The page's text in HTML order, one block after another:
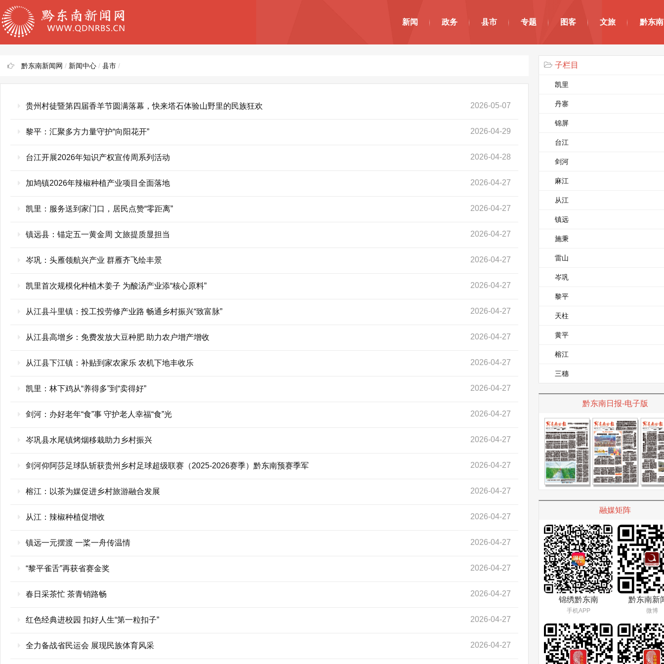
新闻 政务 县市 专题 图客 文旅 黔东
黔东南新闻网 / 新闻中心 / 县市 /
贵州村徒暨第四届香羊节圆满落幕，快来塔石体验山野里的民族狂欢 2026-05-07
黎平：汇聚多方力量守护“向阳花开” 2026-04-29
台江开展2026年知识产权宣传周系列活动 2026-04-28
加鸠镇2026年辣椒种植产业项目全面落地 2026-04-27
凯里：服务送到家门口，居民点赞“零距离” 2026-04-27
镇远县：锚定五一黄金周 文旅提质显担当 2026-04-27
岑巩：头雁领航兴产业 群雁齐飞绘丰景 2026-04-27
凯里首次规模化种植木姜子 为酸汤产业添“核心原料” 2026-04-27
从江县斗里镇：投工投劳修产业路 畅通乡村振兴“致富脉” 2026-04-27
从江县高增乡：免费发放大豆种肥 助力农户增产增收 2026-04-27
从江县下江镇：补贴到家农家乐 农机下地丰收乐 2026-04-27
凯里：林下鸡从“养得多”到“卖得好” 2026-04-27
剑河：办好老年“食”事 守护老人幸福“食”光 2026-04-27
岑巩县水尾镇烤烟移栽助力乡村振兴 2026-04-27
剑河仰阿莎足球队斩获贵州乡村足球超级联赛（2025-2026赛季）黔东南预赛季军 2026-04-27
榕江：以茶为媒促进乡村旅游融合发展 2026-04-27
从江：辣椒种植促增收 2026-04-27
镇远一元摆渡 一桨一舟传温情 2026-04-27
“黎平雀舌”再获省赛金奖 2026-04-27
春日采茶忙 茶青销路畅 2026-04-27
红色经典进校园 扣好人生“第一粒扣子” 2026-04-27
全力备战省民运会 展现民族体育风采 2026-04-27
子栏目
凯里
丹寨
锦屏
台江
剑河
麻江
从江
镇远
施秉
雷山
岑巩
黎平
天柱
黄平
榕江
三穗
黔东南日报-电子版
融媒矩阵
锦绣黔东南
手机APP
黔东南新
微博